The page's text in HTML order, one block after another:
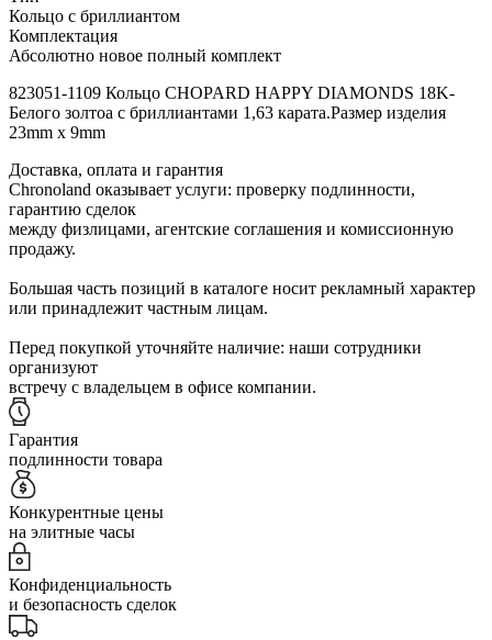
Кольцо с бриллиантом
Комплектация
Абсолютно новое полный комплект
823051-1109 Кольцо CHOPARD HAPPY DIAMONDS 18K-
Белого золтоа с бриллиантами 1,63 карата.Размер изделия
23mm x 9mm
Доставка, оплата и гарантия
Chronoland оказывает услуги: проверку подлинности,
гарантию сделок
между физлицами, агентские соглашения и комиссионную
продажу.
Большая часть позиций в каталоге носит рекламный характер
или принадлежит частным лицам.
Перед покупкой уточняйте наличие: наши сотрудники
организуют
встречу с владельцем в офисе компании.
Гарантия
подлинности товара
Конкурентные цены
на элитные часы
Конфиденциальность
и безопасность сделок